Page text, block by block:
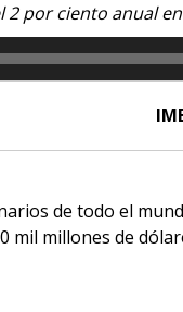
2 por ciento anual
de todo el
mil millones de